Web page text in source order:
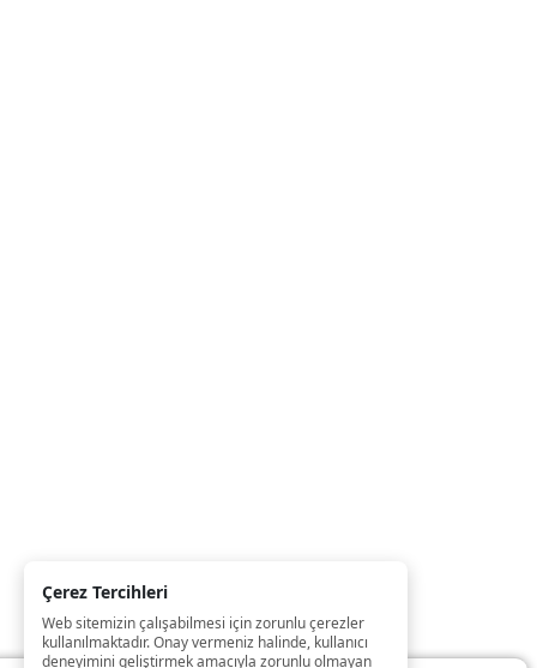
Çerez Tercihleri
Web sitemizin çalışabilmesi için zorunlu çerezler
kullanılmaktadır. Onay vermeniz halinde, kullanıcı
deneyimini geliştirmek amacıyla zorunlu olmayan